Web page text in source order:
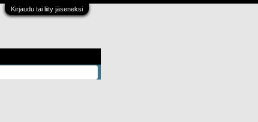
Kirjaudu tai liity jäseneksi